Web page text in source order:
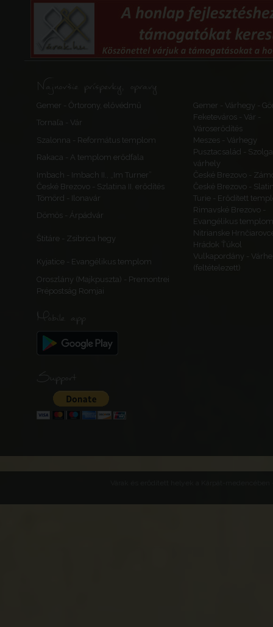
Najnovšie príspevky, opravy
Gemer - Őrtorony, elővédmű
Gemer - Várhegy -
Tornaľa - Vár
Feketeváros - Vár -
Városerődítés
Szalonna - Református templom
Meszes - Várhegy
Rakaca - A templom erődfala
Pusztacsalád -
várhely
Imbach - Imbach II., „Im Turner”
České Brezovo -
České Brezovo - Szlatina II. erődítés
České Brezovo -
Tömörd - Ilonavár
Turie - Erődített
Dömös - Árpádvár
Rimavské Brezovo -
Evangélikus templom
Štitáre - Zsibrica hegy
Nitrianske
Hrádok Ťúkol
Kyjatice - Evangélikus templom
Vulkapordány -
(feltételezett)
Oroszlány (Majkpuszta) - Premontrei
Prépostság Romjai
Mobile app
Support